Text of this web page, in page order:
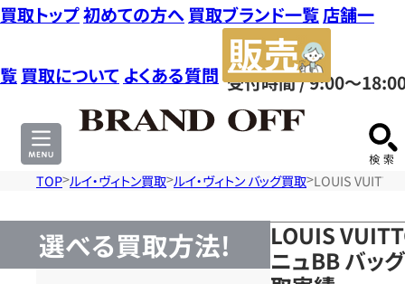
イ
ヤ
ル
0120604117
受付時間 / 9:00～
買取トップ初めての方へ 買取ブランド一覧店舗一
覧 買取について よくある質問
サ
TOP ルイ・ヴィトン買取 ルイ・ヴィトン バッグ買取 LOUIS
選べる買取方法!
LOUIS
ニュBB バッ